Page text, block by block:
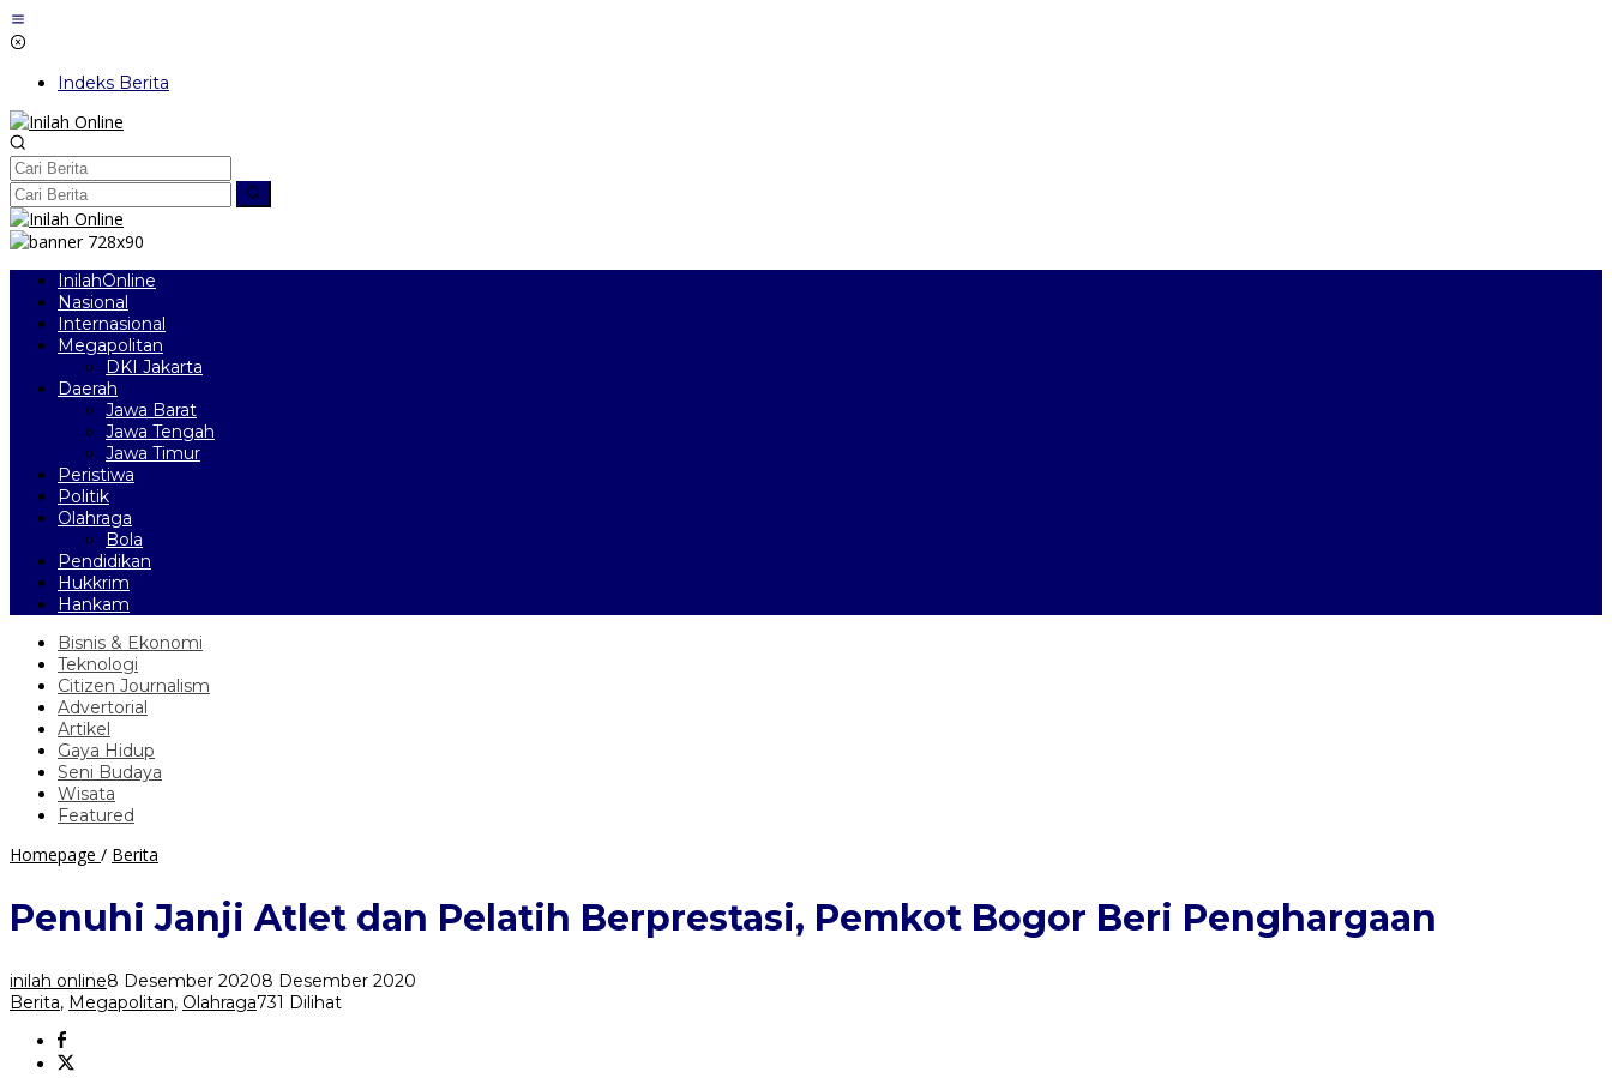
Lewati
ke
Indeks Berita
InilahOnline
Nasional
Internasional
Megapolitan
DKI Jakarta
Daerah
Jawa Barat
Jawa Tengah
Jawa Timur
Peristiwa
Politik
Olahraga
Bola
Pendidikan
Hukkrim
Hankam
Bisnis & Ekonomi
Teknologi
Citizen Journalism
Advertorial
Artikel
Gaya Hidup
Seni Budaya
Wisata
Featured
Homepage / Berita
Atlet
dan
Pemkot
Bogor
Penuhi Janji Atlet dan Pelatih Berprestasi, Pemkot Bogor Beri Penghargaan
inilah online8 Desember 20208 Desember 2020
Berita, Megapolitan, Olahraga731 Dilihat